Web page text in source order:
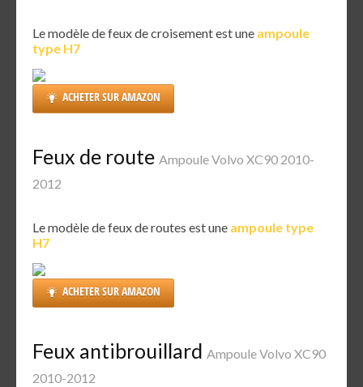
Le modèle de feux de croisement est une ampoule
type H7
ACHETER SUR AMAZON
Feux de route Ampoule Volvo XC90 2010-
2012
Le modèle de feux de routes est une ampoule type
H7
ACHETER SUR AMAZON
Feux antibrouillard Ampoule Volvo XC90
2010-2012